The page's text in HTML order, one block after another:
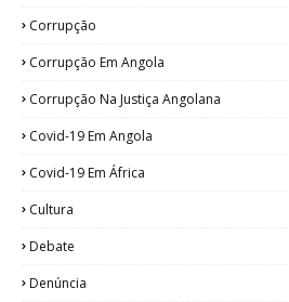
Corrupção
Corrupção Em Angola
Corrupção Na Justiça Angolana
Covid-19 Em Angola
Covid-19 Em África
Cultura
Debate
Denúncia